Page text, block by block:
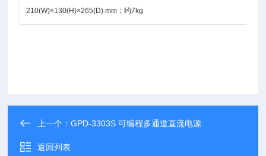
210(W)×130(H)×265(D) mm；约7kg
上一个：GPD-3303S 可编程多通道直流电源
返回列表